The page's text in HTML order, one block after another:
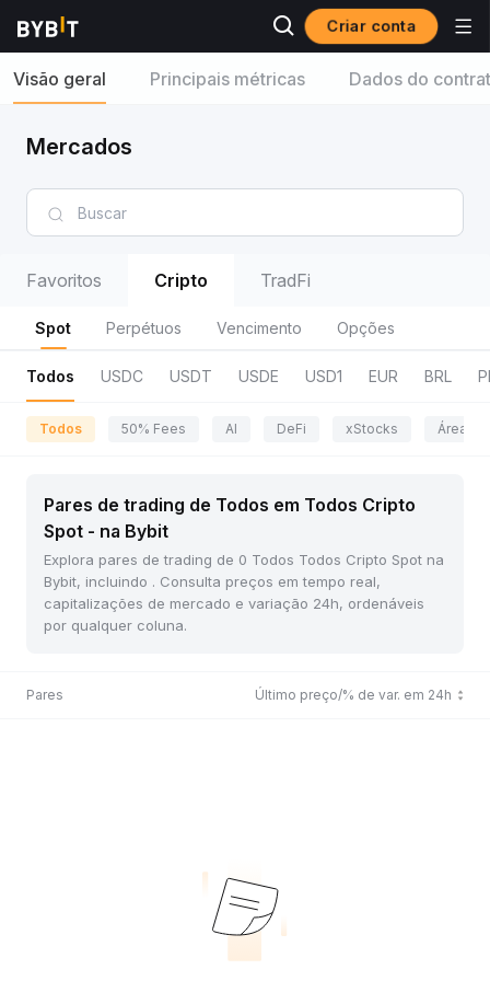
Criar conta
Visão geral Principais métricas Dados do
Mercados
Favoritos Cripto TradFi
Spot Perpétuos Vencimento Opções
Todos USDC USDT USDE USD1 EUR BRL
Todos 50% Fees AI DeFi xStocks Área da
Pares de trading de Todos em Todos Cripto
Spot - na Bybit
Explora pares de trading de 0 Todos Todos Cripto Spot na
Bybit, incluindo . Consulta preços em tempo real,
capitalizações de mercado e variação 24h, ordenáveis
por qualquer coluna.
Pares Último preço/% de var. em 24h